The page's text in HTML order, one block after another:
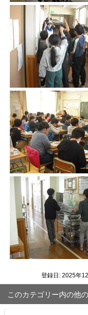
登録日: 2025年
このカテゴリー内の他